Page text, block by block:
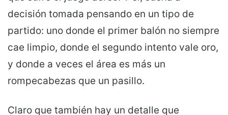
decisión tomada pensando en un tipo de
partido: uno donde el primer balón no siempre
cae limpio, donde el segundo intento vale oro,
y donde a veces el área es más un
rompecabezas que un pasillo.
Claro que también hay un detalle que